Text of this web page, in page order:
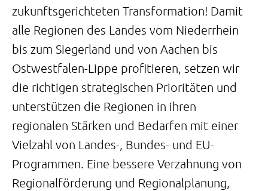
zukunftsgerichteten Transformation! Damit
alle Regionen des Landes vom Niederrhein
bis zum Siegerland und von Aachen bis
Ostwestfalen-Lippe profitieren, setzen wir
die richtigen strategischen Prioritäten und
unterstützen die Regionen in ihren
regionalen Stärken und Bedarfen mit einer
Vielzahl von Landes-, Bundes- und EU-
Programmen. Eine bessere Verzahnung von
Regionalförderung und Regionalplanung,